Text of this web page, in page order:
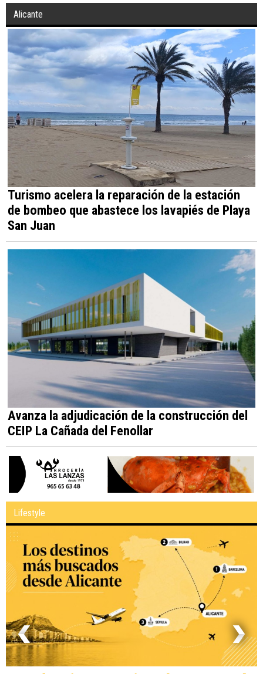
Alicante
Turismo acelera la reparación de la estación
de bombeo que abastece los lavapiés de Playa
San Juan
Avanza la adjudicación de la construcción del
CEIP La Cañada del Fenollar
Lifestyle